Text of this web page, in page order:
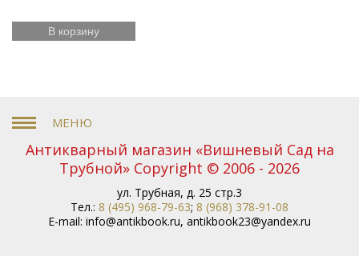
В корзину
Антикварный магазин «Вишневый Сад на
Трубной» Copyright © 2006 - 2026
ул. Трубная, д. 25 стр.3
Тел.: 8 (495) 968-79-63; 8 (968) 378-91-08
E-mail: info@antikbook.ru, antikbook23@yandex.ru